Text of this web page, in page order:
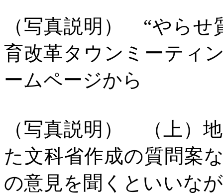
（写真説明） “やらせ
育改革タウンミーテ
ームページから
（写真説明） （上）
た文科省作成の質問案
の意見を聞くといいな